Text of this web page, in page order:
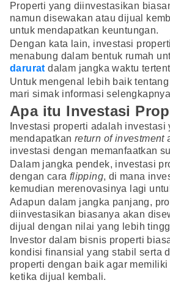
Properti yang diinvestasikan
namun disewakan atau dijual
untuk mendapatkan keuntungan.
Dengan kata lain, investasi
menabung dalam bentuk rumah
darurat dalam jangka waktu
Untuk mengenal lebih baik
mari simak informasi
Apa itu Investasi
Investasi properti adalah
mendapatkan return of investment
investasi dengan memanfaatkan
Dalam jangka pendek, investasi
dengan cara flipping, di mana
kemudian merenovasinya lagi
Adapun dalam jangka panjang,
diinvestasikan biasanya akan
dijual dengan nilai yang lebih
Investor dalam bisnis properti
kondisi finansial yang stabil serta
properti dengan baik agar
ketika dijual kembali.